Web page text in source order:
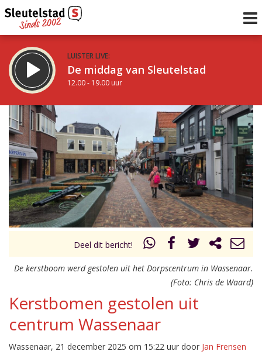
LUISTER LIVE:
De middag van Sleutelstad
12.00 - 19.00 uur
STRAKS:
De avond van Sleutelstad
19.00 - 22.00 uur
Vorig uur
uur 1 van 0 Volgend uur
Inklappen
Deel dit bericht!
De kerstboom werd gestolen uit het Dorpscentrum in Wassenaar.
(Foto: Chris de Waard)
Kerstbomen gestolen uit
centrum Wassenaar
Wassenaar, 21 december 2025 om 15:22 uur door Jan Frensen